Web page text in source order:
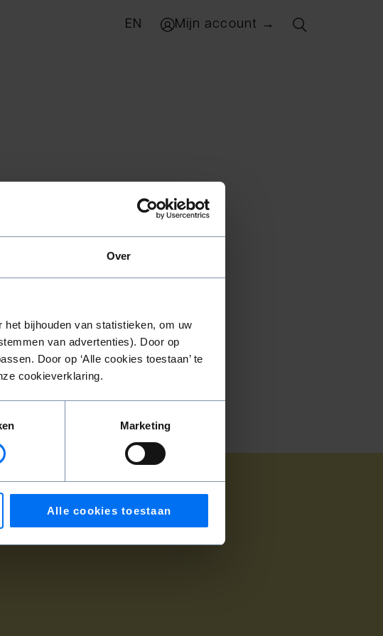
Over
bijhouden van statistieken, om uw
van advertenties). Door op
Door op ‘Alle cookies toestaan’ te
cookieverklaring.
Marketing
Alle cookies toestaan
EN Mijn account →